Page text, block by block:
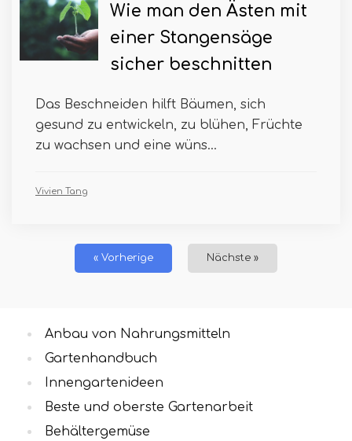
Wie man den Ästen mit
einer Stangensäge
sicher beschnitten
Das Beschneiden hilft Bäumen, sich
gesund zu entwickeln, zu blühen, Früchte
zu wachsen und eine wüns...
Vivien Tang
« Vorherige Nächste »
Anbau von Nahrungsmitteln
Gartenhandbuch
Innengartenideen
Beste und oberste Gartenarbeit
Behältergemüse